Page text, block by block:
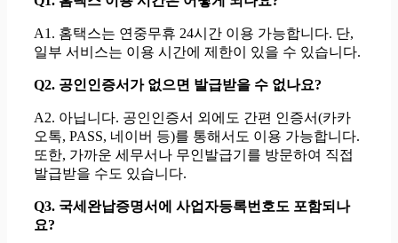
A1. 홈택스는 연중무휴 24시간 이용 가능합니다. 단,
일부 서비스는 이용 시간에 제한이 있을 수 있습니다.
Q2. 공인인증서가 없으면 발급받을 수 없나요?
A2. 아닙니다. 공인인증서 외에도 간편 인증서(카카
오톡, PASS, 네이버 등)를 통해서도 이용 가능합니다.
또한, 가까운 세무서나 무인발급기를 방문하여 직접
발급받을 수도 있습니다.
Q3. 국세완납증명서에 사업자등록번호도 포함되나
요?